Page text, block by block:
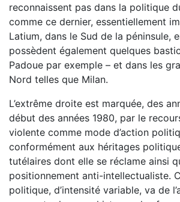
reconnaissent pas dans la politique
comme ce dernier, essentiellement
Latium, dans le Sud de la péninsule,
possèdent également quelques
Padoue par exemple – et dans les
Nord telles que Milan.
L’extrême droite est marquée, des
début des années 1980, par le
violente comme mode d’action
conformément aux héritages
tutélaires dont elle se réclame ainsi
positionnement anti-intellectualiste.
politique, d’intensité variable, va de